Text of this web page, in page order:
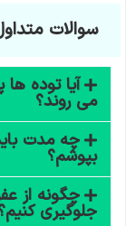
سوالات
آیا توده
می روند؟
چه مدت
بپوشم؟
چگونه از
جلوگیری